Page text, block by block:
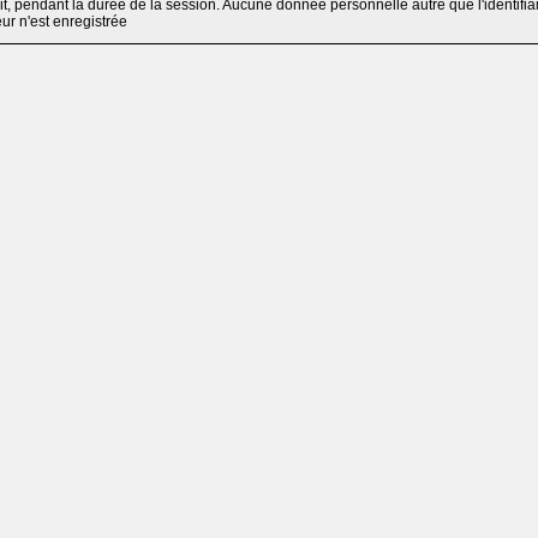
pendant la durée de la session. Aucune donnée personnelle autre que
n'est enregistrée